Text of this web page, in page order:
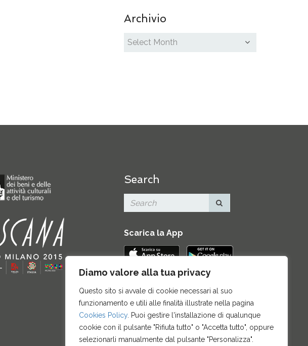
Diamo valore alla tua privacy
Questo sito si avvale di cookie necessari al suo
funzionamento e utili alle finalità illustrate nella pagina
Cookies Policy. Puoi gestire l'installazione di qualunque
cookie con il pulsante "Rifiuta tutto" o "Accetta tutto", oppure
selezionarli manualmente dal pulsante "Personalizza".
Archivio
Search
Scarica la App
sito|Credits|Privacy e note legali
Archivio News|Cookie policy